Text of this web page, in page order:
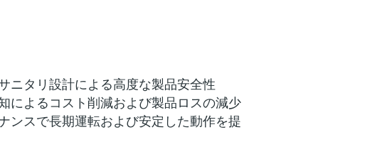
ニタリ設計による高度な製品安全性
によるコスト削減および製品ロスの減少
ンスで長期運転および安定した動作を提